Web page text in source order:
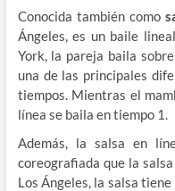
Conocida también como
Ángeles, es un baile
York, la pareja baila
una de las principales
tiempos. Mientras el
línea se baila en tiempo 1.
Además, la salsa en
coreografiada que la
Los Ángeles, la salsa